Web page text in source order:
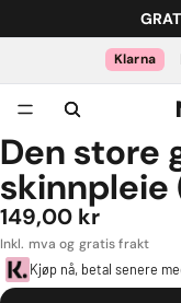
Den store
skinnpleie
149,00 kr
Kjøp nå, betal senere